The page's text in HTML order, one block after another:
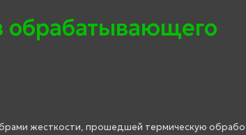
обрабатывающего
жесткости, прошедшей термическую